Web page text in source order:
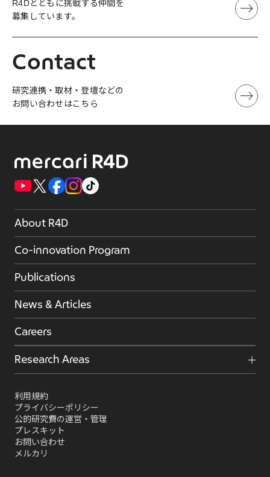
R4Dとともに挑戦する仲間を
募集しています。
Contact
研究連携・取材・登壇などの
お問い合わせはこちら
About R4D
Co-innovation Program
Publications
News & Articles
Careers
Research Areas
利用規約
プライバシーポリシー
公的研究費の運営・管理
プレスキット
お問い合わせ
メルカリ